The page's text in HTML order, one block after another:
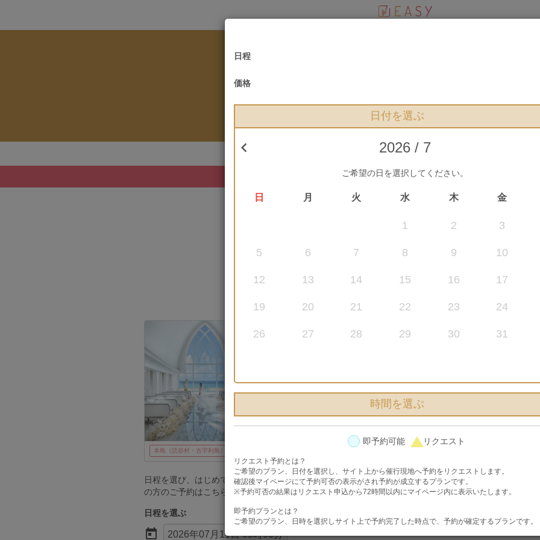
プランお申込み
まだお申込みは確定していません
選択中のプラン
〔2026.5-9月対象〕会食付き アクアグレイス･チャペル&ビ
本島（読谷村・古宇利島）
日程を選び、はじめての方は「アカウント登録してプランを予約する」ボタンを、アカウント登録済み
の方のご予約はこちら」ボタンを押してください。
日程を選ぶ
 2026年07月11日 00時00分
日程
価格
日付を選ぶ
 2026 / 7
ご希望の日を選択してください。
日 月 火 水 木 金
1 2 3
5 6 7 8 9 10
12 13 14 15 16 17
19 20 21 22 23 24
26 27 28 29 30 31
時間を選ぶ
即予約可能 リクエスト
リクエスト予約とは？
ご希望のプラン、日付を選択し、サイト上から催行現地へ予約をリクエストします。
確認後マイページにて予約可否の表示がされ予約が成立するプランです。
※予約可否の結果はリクエスト申込から72時間以内にマイページ内に表示いたします。
即予約プランとは？
ご希望のプラン、日時を選択しサイト上で予約完了した時点で、予約が確定するプランです。